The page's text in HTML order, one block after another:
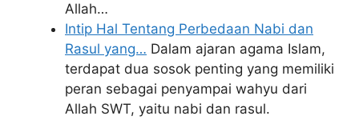
Allah…
Intip Hal Tentang Perbedaan Nabi dan
Rasul yang… Dalam ajaran agama Islam,
terdapat dua sosok penting yang memiliki
peran sebagai penyampai wahyu dari
Allah SWT, yaitu nabi dan rasul.